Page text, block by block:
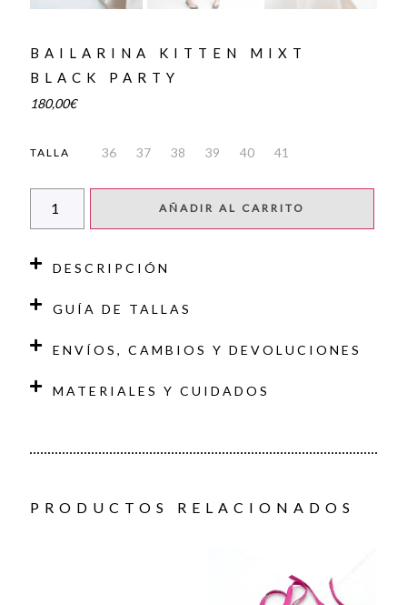
BAILARINA KITTEN MIXT
BLACK PARTY
180,00€
TALLA 36 37 38 39 40 41
AÑADIR AL CARRITO
DESCRIPCIÓN
GUÍA DE TALLAS
ENVÍOS, CAMBIOS Y DEVOLUCIONES
MATERIALES Y CUIDADOS
PRODUCTOS RELACIONADOS